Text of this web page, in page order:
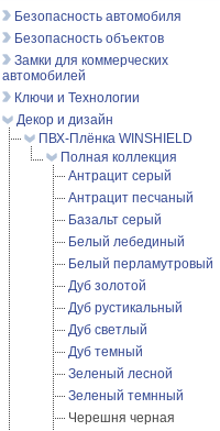
Безопасность автомобиля
Безопасность объектов
Замки для коммерческих
автомобилей
Ключи и Технологии
Декор и дизайн
ПВХ-Плёнка WINSHIELD
Полная коллекция
Антрацит серый
Антрацит песчаный
Базальт серый
Белый лебединый
Белый перламутровый
Дуб золотой
Дуб рустикальный
Дуб светлый
Дуб темный
Зеленый лесной
Зеленый темнный
Черешня черная